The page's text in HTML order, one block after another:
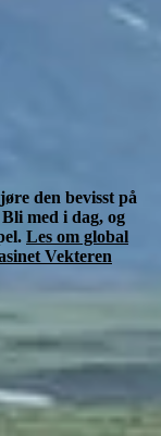
den bevisst på
med i dag, og
Les om global
Vekteren